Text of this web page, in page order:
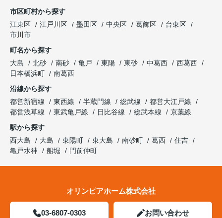
市区町村から探す
江東区
江戸川区 墨田区 中央区 葛飾区
台東区
市川市
町名から探す
大島
北砂 南砂 亀戸 東陽 東砂 中葛西
西葛西
日本橋浜町
南葛西
沿線から探す
都営新宿線
東西線 半蔵門線 総武線
都営大江戸線
都営浅草線
東武亀戸線 日比谷線 総武本線
京葉線
駅から探す
西大島
大島 東陽町 東大島 南砂町 葛西
住吉
亀戸水神
船堀 門前仲町
オリンピアホーム株式会社
03-6807-0303 お問い合わせ